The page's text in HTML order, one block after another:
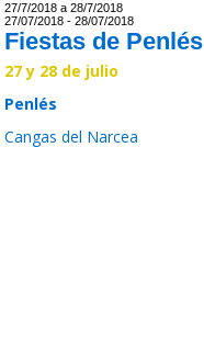
27/7/2018 a 28/7/2018
27/07/2018 - 28/07/2018
Fiestas de Penlés
27 y 28 de julio
Penlés
Cangas del Narcea